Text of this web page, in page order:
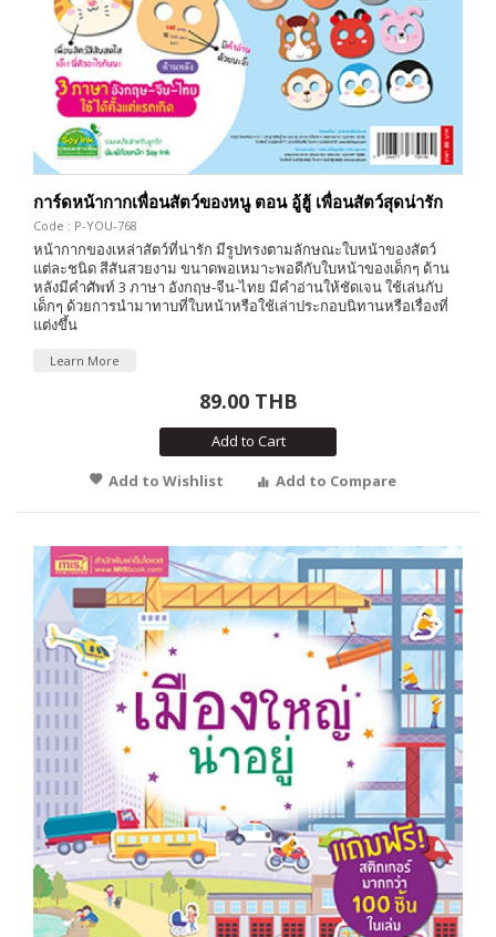
การ์ดหน้ากากเพื่อนสัตว์ของหนู ตอน อู้ฮู้ เพื่อนสัตว์สุดน่ารัก
Code : P-YOU-768
หน้ากากของเหล่าสัตว์ที่น่ารัก มีรูปทรงตามลักษณะใบหน้าของสัตว์
แต่ละชนิด สีสันสวยงาม ขนาดพอเหมาะพอดีกับใบหน้าของเด็กๆ ด้าน
หลังมีคำศัพท์ 3 ภาษา อังกฤษ-จีน-ไทย มีคำอ่านให้ชัดเจน ใช้เล่นกับ
เด็กๆ ด้วยการนำมาทาบที่ใบหน้าหรือใช้เล่าประกอบนิทานหรือเรื่องที่
แต่งขึ้น
Learn More
89.00 THB
Add to Cart
Add to Wishlist
Add to Compare